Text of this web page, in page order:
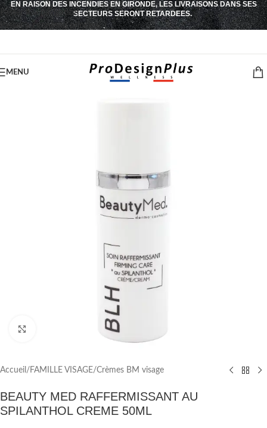
Passer à la navigation
Passer au contenu principal
EN RAISON DES INCENDIES EN GIRONDE, LES LIVRAISONS DANS SES
SECTEURS SERONT RETARDEES.
MENU
Cliquez pour agrandir
Accueil / FAMILLE VISAGE/Crèmes BM visage
BEAUTY MED RAFFERMISSANT AU
SPILANTHOL CREME 50ML